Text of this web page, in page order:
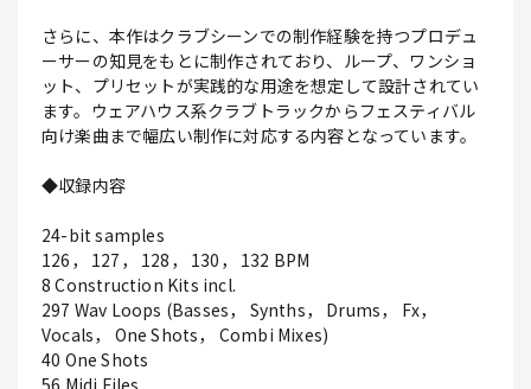
さらに、本作はクラブシーンでの制作経験を持つプロデュ
ーサーの知見をもとに制作されており、ループ、ワンショ
ット、プリセットが実践的な用途を想定して設計されてい
ます。ウェアハウス系クラブトラックからフェスティバル
向け楽曲まで幅広い制作に対応する内容となっています。
◆収録内容
24-bit samples
126， 127， 128， 130， 132 BPM
8 Construction Kits incl.
297 Wav Loops (Basses， Synths， Drums， Fx，
Vocals， One Shots， Combi Mixes)
40 One Shots